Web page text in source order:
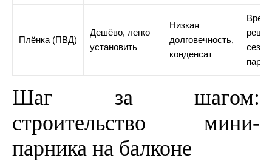
Плёнка (ПВД)
Дешёво, легко
установить
Низкая
долговечность,
конденсат
Шаг за шагом:
строительство мини-
парника на балконе